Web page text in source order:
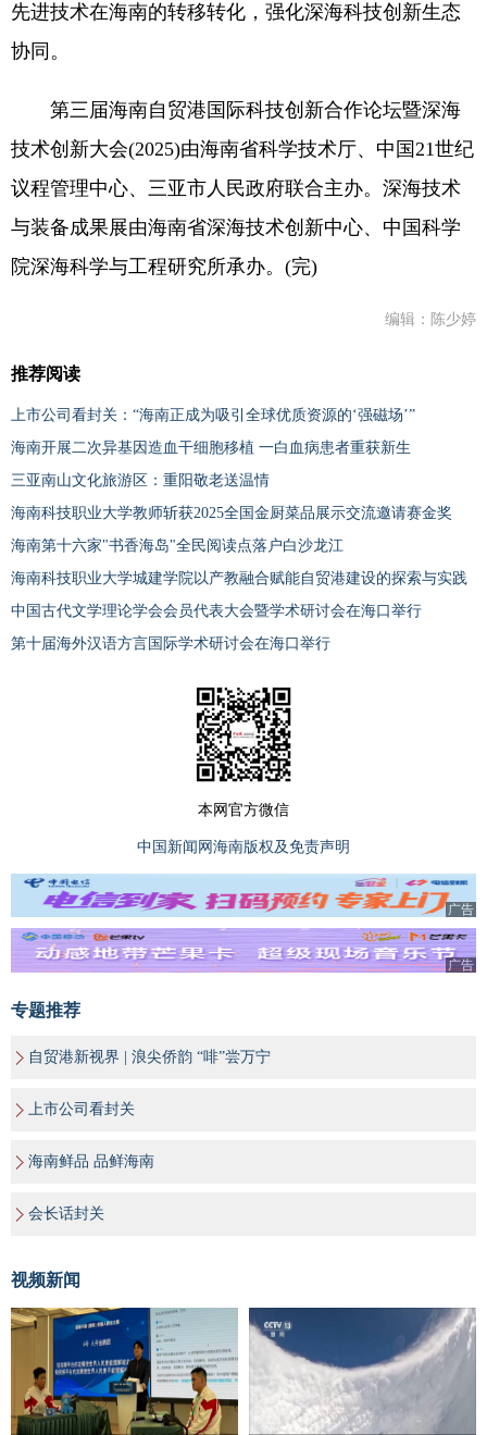
先进技术在海南的转移转化，强化深海科技创新生态
协同。
第三届海南自贸港国际科技创新合作论坛暨深海
技术创新大会(2025)由海南省科学技术厅、中国21世纪
议程管理中心、三亚市人民政府联合主办。深海技术
与装备成果展由海南省深海技术创新中心、中国科学
院深海科学与工程研究所承办。(完)
编辑：陈少婷
推荐阅读
上市公司看封关：“海南正成为吸引全球优质资源的‘强磁场’”
海南开展二次异基因造血干细胞移植 一白血病患者重获新生
三亚南山文化旅游区：重阳敬老送温情
海南科技职业大学教师斩获2025全国金厨菜品展示交流邀请赛金奖
海南第十六家"书香海岛"全民阅读点落户白沙龙江
海南科技职业大学城建学院以产教融合赋能自贸港建设的探索与实践
中国古代文学理论学会会员代表大会暨学术研讨会在海口举行
第十届海外汉语方言国际学术研讨会在海口举行
本网官方微信
中国新闻网海南版权及免责声明
广告
广告
专题推荐
自贸港新视界 | 浪尖侨韵 “啡”尝万宁
上市公司看封关
海南鲜品 品鲜海南
会长话封关
视频新闻